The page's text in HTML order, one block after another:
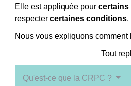
Elle est appliquée pour certains
respecter certaines conditions.
Nous vous expliquons comment
Tout
Qu'est-ce que la CRPC ?